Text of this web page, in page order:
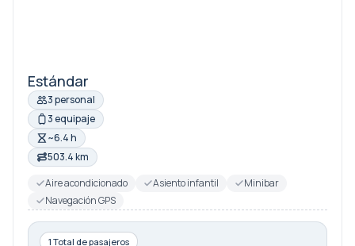
Estándar
3 personal
3 equipaje
~6.4 h
503.4 km
Aire acondicionado
Asiento infantil
Minibar
Navegación GPS
1 Total de pasajeros